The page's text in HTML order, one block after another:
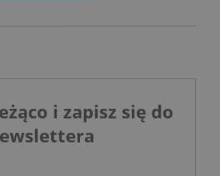
i zapisz się do